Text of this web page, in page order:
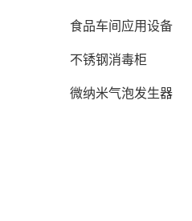
食品车间应用设备
不锈钢消毒柜
微纳米气泡发生器